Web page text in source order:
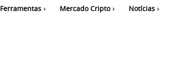
Ferramentas Mercado Cripto Notícias